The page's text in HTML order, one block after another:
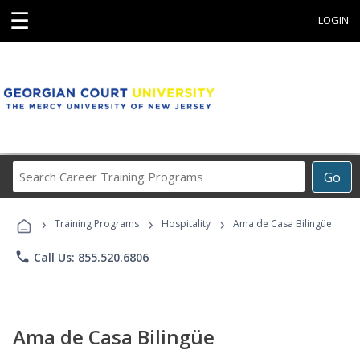
☰ LOGIN
Go
Career
Programs
› Training Programs › Hospitality › Ama de Casa Bilingüe
phone Call Us: 855.520.6806
Ama de Casa Bilingüe